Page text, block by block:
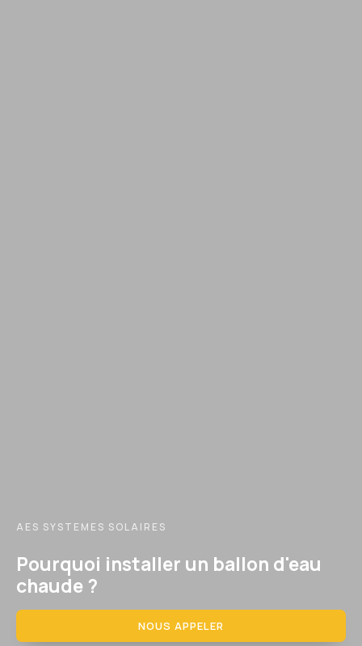
AES SYSTEMES SOLAIRES
Pourquoi installer un ballon d'eau
chaude ?
NOUS APPELER